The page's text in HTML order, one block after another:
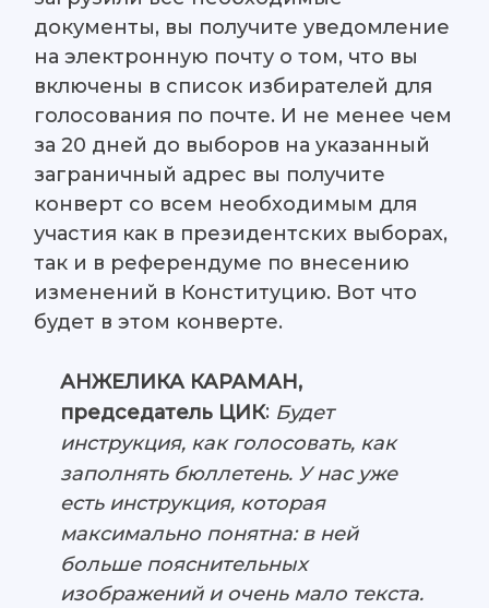
документы, вы получите уведомление
на электронную почту о том, что вы
включены в список избирателей для
голосования по почте. И не менее чем
за 20 дней до выборов на указанный
заграничный адрес вы получите
конверт со всем необходимым для
участия как в президентских выборах,
так и в референдуме по внесению
изменений в Конституцию. Вот что
будет в этом конверте.
АНЖЕЛИКА КАРАМАН,
председатель ЦИК: Будет
инструкция, как голосовать, как
заполнять бюллетень. У нас уже
есть инструкция, которая
максимально понятна: в ней
больше пояснительных
изображений и очень мало текста.